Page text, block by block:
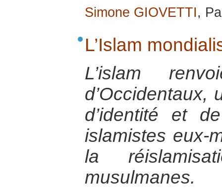
Simone GIOVETTI,
L’Islam
L’islam
d’Occidentaux,
d’identité et
islamistes eux-
la
musulmanes.